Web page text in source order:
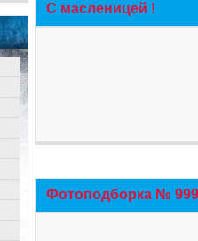
С масленицей !
Фотоподборка №